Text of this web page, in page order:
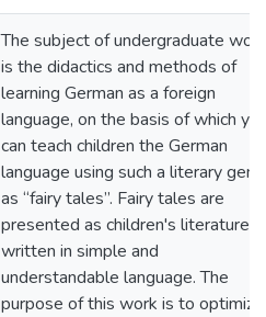
The subject of undergraduate work
is the didactics and methods of
learning German as a foreign
language, on the basis of which
can teach children the German
language using such a literary
as “fairy tales”. Fairy tales are
presented as children's literature,
written in simple and
understandable language. The
purpose of this work is to optimize